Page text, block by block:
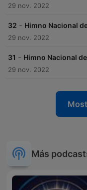
29 nov. 2022
32 - Himno Nacional
29 nov. 2022
31 - Himno Nacional
29 nov. 2022
Más